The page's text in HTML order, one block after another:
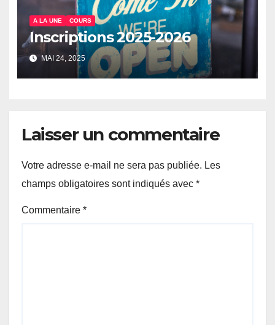
A LA UNE COURS
Inscriptions 2025-2026
MAI 24, 2025
Laisser un commentaire
Votre adresse e-mail ne sera pas publiée. Les
champs obligatoires sont indiqués avec *
Commentaire *